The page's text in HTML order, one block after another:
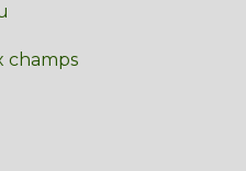
champs